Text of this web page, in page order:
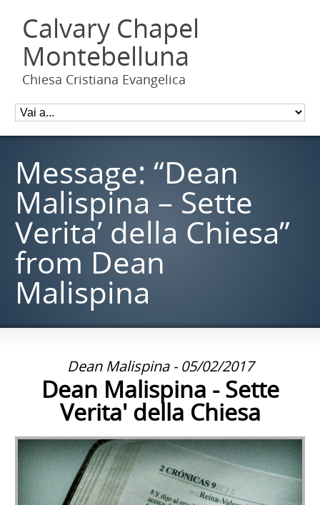
Calvary Chapel
Montebelluna
Chiesa Cristiana Evangelica
Message: “Dean
Malispina – Sette
Verita’ della Chiesa”
from Dean
Malispina
Dean Malispina - 05/02/2017
Dean Malispina - Sette
Verita' della Chiesa